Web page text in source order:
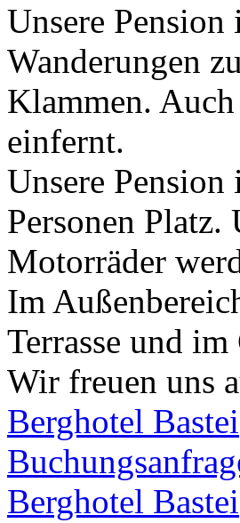
Unsere
Wanderungen
Klammen.
einfernt.
Unsere Pension
Personen Platz.
Motorräder
Im
Terrasse und im
Wir freuen uns
Berghotel Bastei
Berghotel Bastei